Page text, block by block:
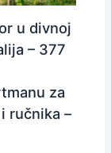
u divnoj
– 377
za
ručnika –